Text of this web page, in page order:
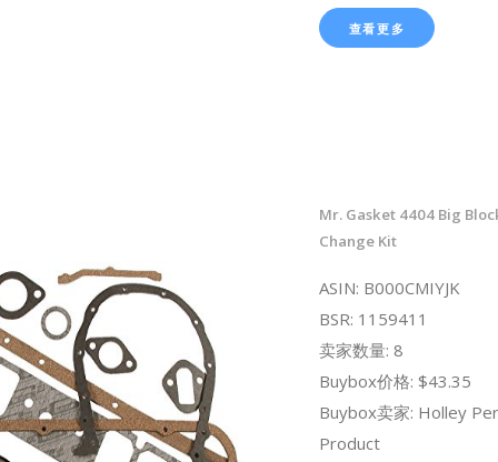
查看更多
Mr. Gasket 4404 Big
Change Kit
ASIN: B000CMIYJK
BSR: 1159411
卖家数量: 8
Buybox价格: $43.35
Buybox卖家: Holley
Product